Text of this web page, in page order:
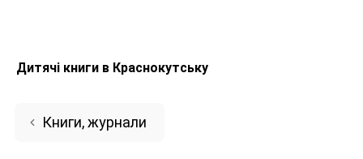
Дитячі книги в Краснокутську
Книги, журнали